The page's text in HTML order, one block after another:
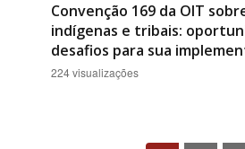
Convenção 169 da OIT
indígenas e tribais:
desafios para sua
224 visualizações